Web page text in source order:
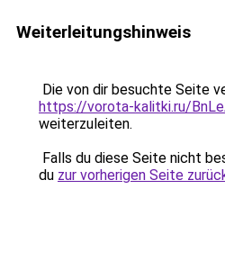
Weiterleitungshinweis
Die von dir besuchte Seite
https://vorota-kalitki.ru/
weiterzuleiten.
Falls du diese Seite nicht
du zur vorherigen Seite